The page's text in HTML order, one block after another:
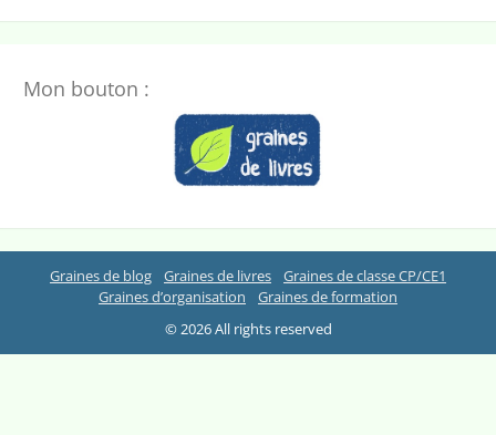
Mon bouton :
Graines de blog Graines de livres
Graines de classe CP/CE1
Graines d’organisation
Graines de formation
© 2026 All rights reserved